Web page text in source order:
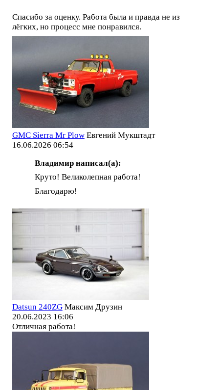
Спасибо за оценку. Работа была и правда не из
лёгких, но процесс мне понравился.
GMC Sierra Mr Plow Евгений Мукштадт
16.06.2026 06:54
Владимир написал(а):
Круто! Великолепная работа!
Благодарю!
Datsun 240ZG Максим Друзин
20.06.2023 16:06
Отличная работа!